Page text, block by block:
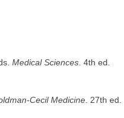
Medical Sciences. 4th ed.
Cecil Medicine. 27th ed.